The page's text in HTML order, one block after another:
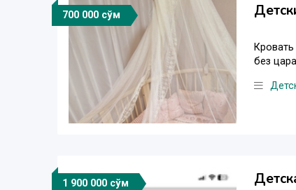
700 000 сўм
без
1 900 000 сўм